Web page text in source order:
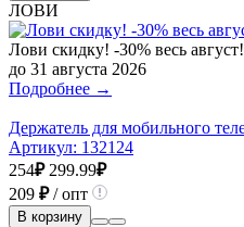
ЛОВИ
Лови скидку! -30% весь август!
до 31 августа 2026
Подробнее →
Держатель для мобильного
Артикул: 132124
254₽ 299.99₽
209 ₽/ опт
В корзину